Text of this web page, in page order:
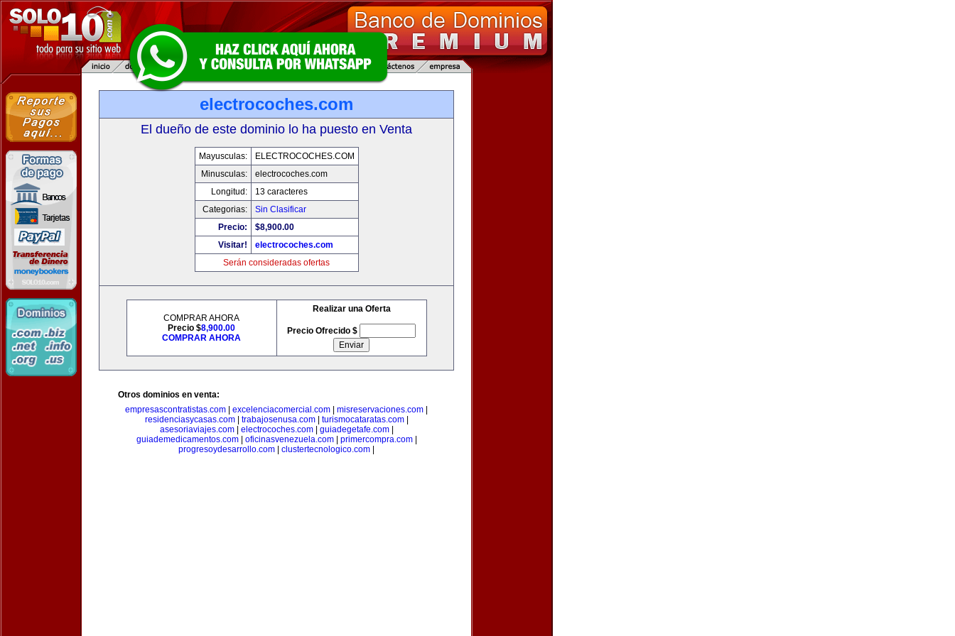
electrocoches.com
El dueño de este dominio lo ha puesto en Venta
Mayusculas:
ELECTROCOCHES.COM
Minusculas:
electrocoches.com
Longitud:
13 caracteres
Categorias:
Sin Clasificar
Precio:
$8,900.00
Visitar!
electrocoches.com
Serán consideradas ofertas
COMPRAR AHORA
Precio $8,900.00
COMPRAR AHORA
Realizar una Oferta
Precio Ofrecido $
Otros dominios en venta:
empresascontratistas.com
excelenciacomercial.com misreservaciones.com
residenciasycasas.com| trabajosenusa.com| turismocataratas.com|
asesoriaviajes.com| electrocoches.com| guiadegetafe.com|
guiademedicamentos.com| oficinasvenezuela.com| primercompra.com|
progresoydesarrollo.com
clustertecnologico.com